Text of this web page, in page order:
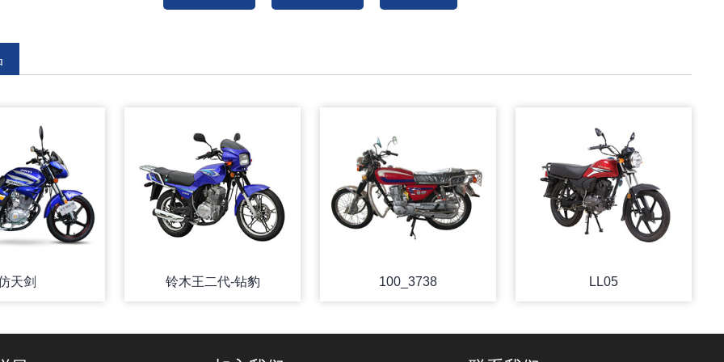
天剑 铃木王二代-钻豹 100_3738 LL05